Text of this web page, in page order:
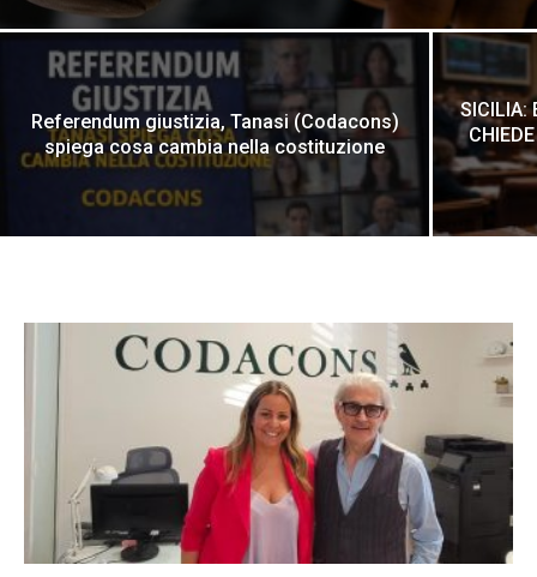
Referendum giustizia, Tanasi (Codacons)
spiega cosa cambia nella costituzione
SICILIA: